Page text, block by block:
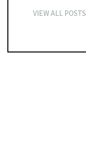
VIEW ALL POSTS